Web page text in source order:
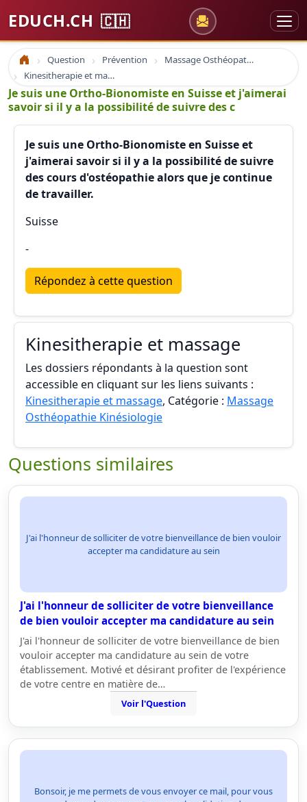
EDUCH.CH 🇨🇭
Accueil Question Prévention
Massage Osthéopathie Kinésiologie
Kinesitherapie et massage
Je suis une Ortho-Bionomiste en Suisse et j'aimerai
savoir si il y a la possibilité de suivre des c
Je suis une Ortho-Bionomiste en Suisse et
j'aimerai savoir si il y a la possibilité de suivre
des cours d'ostéopathie alors que je continue
de travailler.
Suisse
-
Répondez à cette question
Kinesitherapie et massage
Les dossiers répondants à la question sont
accessible en cliquant sur les liens suivants :
Kinesitherapie et massage, Catégorie : Massage
Osthéopathie Kinésiologie
Questions similaires
J'ai l'honneur de solliciter de votre bienveillance de bien vouloir
accepter ma candidature au sein
J'ai l'honneur de solliciter de votre bienveillance
de bien vouloir accepter ma candidature au sein
J'ai l'honneur de solliciter de votre bienveillance de bien
vouloir accepter ma candidature au sein de votre
établissement. Motivé et désirant profiter de l'expérience
de votre centre en matière de…
Voir l'Question
Bonsoir, je me permets de vous envoyer ce mail, pour vous